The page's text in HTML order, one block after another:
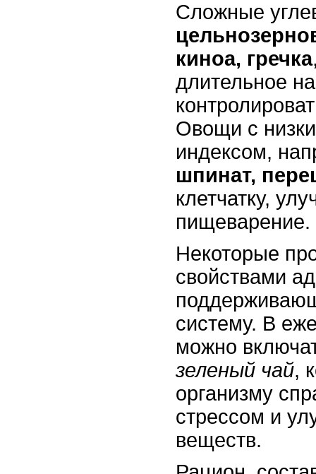
Сложные
киноа, гречка
длительное
Овощи с
индексом,
шпинат,
клетчатку,
пищеварение.
Некоторые
свойствами
систему. В
можно
зеленый чай,
организму
стрессом и
веществ.